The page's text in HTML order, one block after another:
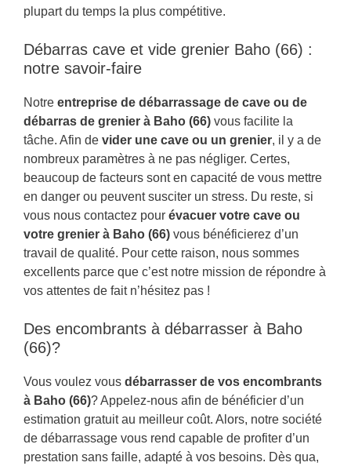
plupart du temps la plus compétitive.
Débarras cave et vide grenier Baho (66) :
notre savoir-faire
Notre entreprise de débarrassage de cave ou de
débarras de grenier à Baho (66) vous facilite la
tâche. Afin de vider une cave ou un grenier, il y a de
nombreux paramètres à ne pas négliger. Certes,
beaucoup de facteurs sont en capacité de vous mettre
en danger ou peuvent susciter un stress. Du reste, si
vous nous contactez pour évacuer votre cave ou
votre grenier à Baho (66) vous bénéficierez d’un
travail de qualité. Pour cette raison, nous sommes
excellents parce que c’est notre mission de répondre à
vos attentes de fait n’hésitez pas !
Des encombrants à débarrasser à Baho
(66)?
Vous voulez vous débarrasser de vos encombrants
à Baho (66)? Appelez-nous afin de bénéficier d’un
estimation gratuit au meilleur coût. Alors, notre société
de débarrassage vous rend capable de profiter d’un
prestation sans faille, adapté à vos besoins. Dès qua,